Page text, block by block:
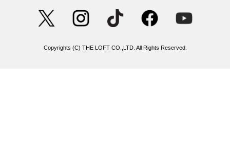
Copyrights (C) THE LOFT CO.,LTD. All Rights Reserved.